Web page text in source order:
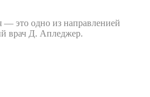
— это одно из направленией
врач Д. Апледжер.